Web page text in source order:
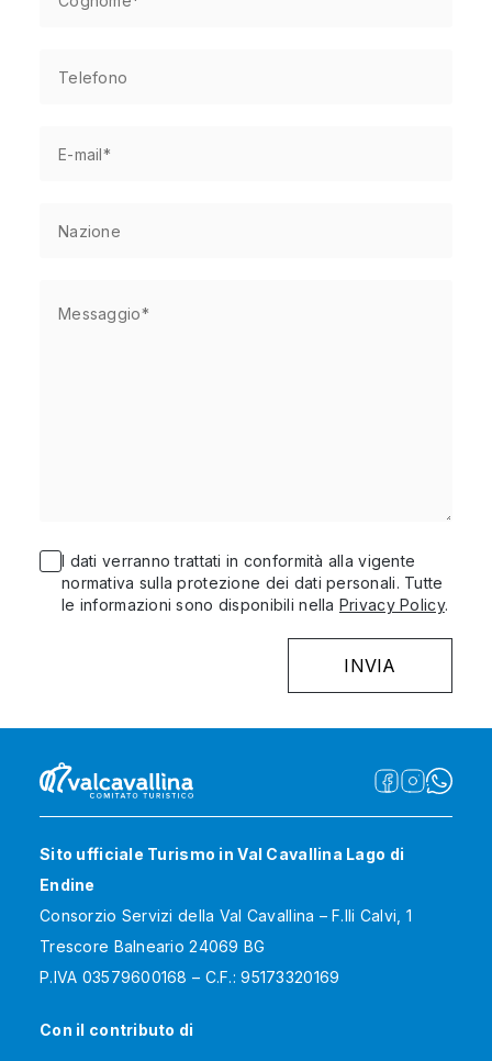
I dati verranno trattati in conformità alla vigente
normativa sulla protezione dei dati personali. Tutte
le informazioni sono disponibili nella Privacy Policy.
Sito ufficiale Turismo in Val Cavallina Lago di
Endine
Consorzio Servizi della Val Cavallina – F.lli Calvi, 1
Trescore Balneario 24069 BG
P.IVA 03579600168 – C.F.: 95173320169
Con il contributo di